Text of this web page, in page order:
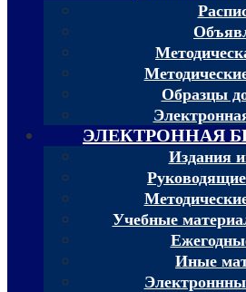
Образцы
ЭЛЕКТРОННАЯ
Издания
Учебные
Иные